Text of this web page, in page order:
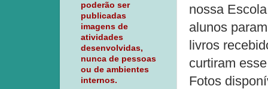
nossa
alunos
livros
curtiram
Fotos
poderão ser
publicadas
imagens de
atividades
desenvolvidas,
nunca de pessoas
ou de ambientes
internos.